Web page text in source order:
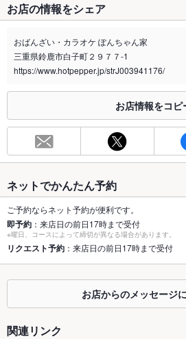
禁煙・喫煙
全席喫煙可
喫煙専用室 なし
合わせください。
お席
容人数
個室 なし
座敷 あり
掘りごたつ なし
お店の情報をシェア
おばんざい・カラオケ ぽんちゃん家
三重県鈴鹿市白子町２９７７-1
https://www.hotpepper.jp/strJ003941176/
お店情報をコピ
ネットでかんたん予約
ご予約ならネット予約が便利です。
即予約 ：来店日の前日17時まで受付
※曜日、コースによって締切が異なる場合があります。
リクエスト予約 ：来店日の前日17時まで受付
お店からのメッセージ
関連リンク